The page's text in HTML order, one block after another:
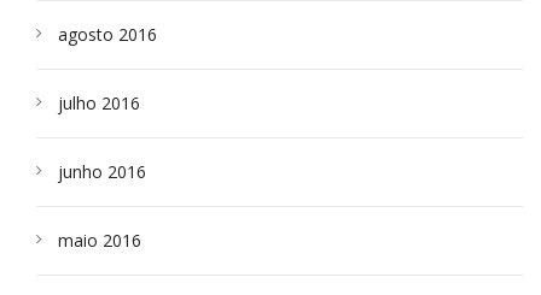
agosto 2016
julho 2016
junho 2016
maio 2016